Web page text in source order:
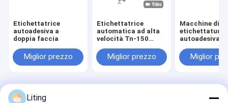
Etichettatrice
autoadesiva a
doppia faccia
Miglior prezzo
Etichettatrice
automatica ad alta
velocità Tn-150
Soluzione
intelligente multi-
Miglior prezzo
Macchine di
etichettatura
autoadesiva a
bottiglie
piatte TN-
Miglior
Liting